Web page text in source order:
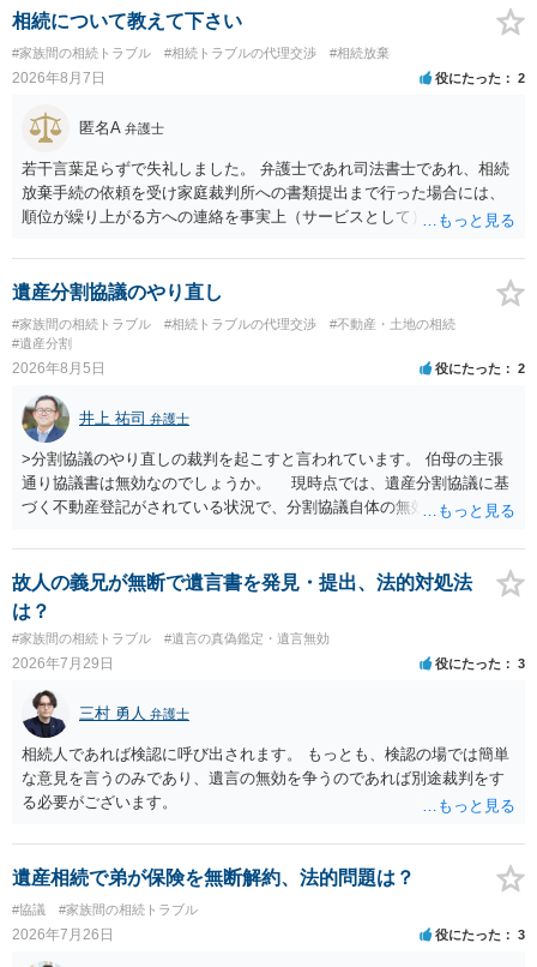
相続について教えて下さい
#家族間の相続トラブル #相続トラブルの代理交渉 #相続放棄
2026年8月7日 役にたった 2
匿名A 弁護士
若干言葉足らずで失礼しました。 弁護士であれ司法書士であれ、相続
放棄手続の依頼を受け家庭裁判所への書類提出まで行った場合には、
順位が繰り上がる方への連絡を事実上（サービスとして）行うことは
できない、という意味でした。
遺産分割協議のやり直し
#家族間の相続トラブル #相続トラブルの代理交渉
#不動産・土地の相続
#遺産分割
2026年8月5日 役にたった 2
井上 祐司 弁護士
>分割協議のやり直しの裁判を起こすと言われています。 伯母の主張
通り協議書は無効なのでしょうか。 現時点では、遺産分割協議に基
づく不動産登記がされている状況で、分割協議自体の無効を裁判所が
方の訴訟の主張及び立証次第ですが、 ・御祖母様の認知能力に関する
医師の意見書、筆跡鑑定 が提出されればその効力が否定される可能性
はありますが、 ・伯母様自身が分割協議に加わっていること ・御祖母
様の意に反する遺産分割協議を行う実益が誰にあったかの立証が困難
であること からすると、実際に遺産分割協議の効力が否定される可能
性はそれほど高くない（立証のハードルは非常に高い）ということが
言えると思います。
故人の義兄が無断で遺言書を発見・提出、法的対処法
は？
#家族間の相続トラブル #遺言の真偽鑑定・遺言無効
2026年7月29日 役にたった 3
三村 勇人 弁護士
相続人であれば検認に呼び出されます。 もっとも、検認の場では簡単
な意見を言うのみであり、遺言の無効を争うのであれば別途裁判をす
る必要がございます。
遺産相続で弟が保険を無断解約、法的問題は？
#協議 #家族間の相続トラブル
2026年7月26日 役にたった 3